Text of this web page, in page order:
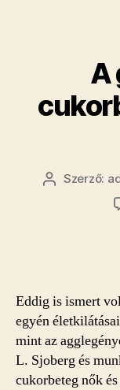
A
Bejegyzés
Szerző:
Eddig is ismert
egyén
mint az
L. Sjoberg és
cukorbeteg nők